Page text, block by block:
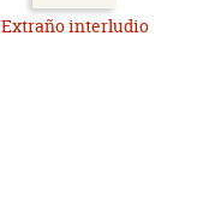
Extraño interludio